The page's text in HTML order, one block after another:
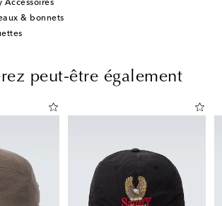
Accessoires
& bonnets
peut-être également